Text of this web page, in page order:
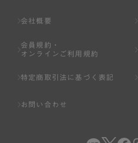
会社概要
会員規約・
オンラインご利用規約
特定商取引法に基づく表記
お問い合わせ